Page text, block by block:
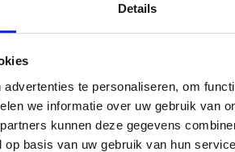
Details
te personaliseren, om
we informatie over uw gebruik van
kunnen deze gegevens
basis van uw gebruik van hun
Szybko odbierane pojemniki
odpady